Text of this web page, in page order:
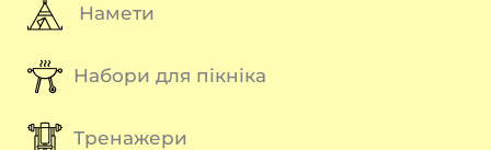
Намети
Набори для пікніка
Тренажери